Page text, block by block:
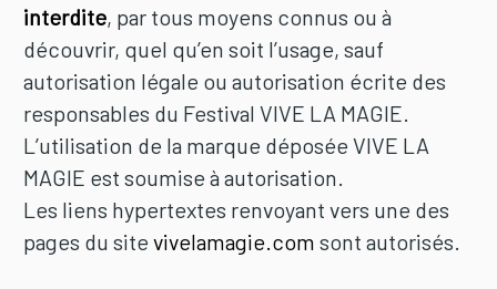
interdite, par tous moyens connus ou à
découvrir, quel qu’en soit l’usage, sauf
autorisation légale ou autorisation écrite des
responsables du Festival VIVE LA MAGIE.
L’utilisation de la marque déposée VIVE LA
MAGIE est soumise à autorisation.
Les liens hypertextes renvoyant vers une des
pages du sitevivelamagie.com sont autorisés.